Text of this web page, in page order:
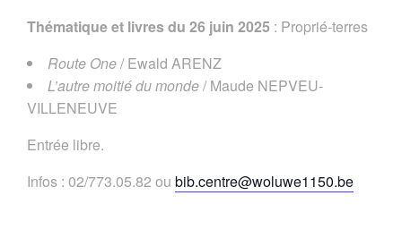
Thématique et livres du 26 juin 2025 : Proprié-terres
Route One/ Ewald ARENZ
L’autre moitié du monde/ Maude NEPVEU-
VILLENEUVE
Entrée libre.
Infos : 02/773.05.82 ou bib.centre@woluwe1150.be